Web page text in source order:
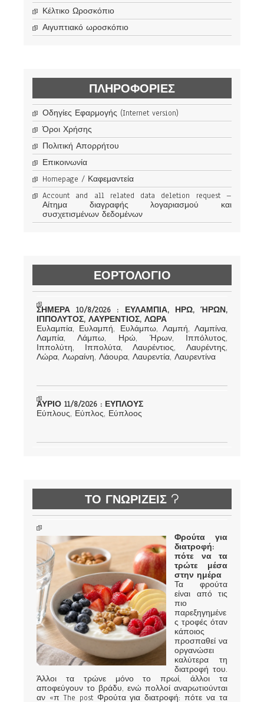
Κέλτικο Ωροσκόπιο
Αιγυπτιακό ωροσκόπιο
ΠΛΗΡΟΦΟΡΊΕΣ
Οδηγίες Εφαρμογής (Internet version)
Όροι Χρήσης
Πολιτική Απορρήτου
Επικοινωνία
Homepage / Καφεμαντεία
Account and all related data deletion request –
Αίτημα διαγραφής λογαριασμού και
συσχετισμένων δεδομένων
ΕΟΡΤΟΛΟΓΙΟ
ΣΗΜΕΡΑ 10/8/2026 : ΕΥΛΑΜΠΙΑ, ΗΡΩ, ΉΡΩΝ,
ΙΠΠΟΛΥΤΟΣ, ΛΑΥΡΕΝΤΙΟΣ, ΛΩΡΑ
Ευλαμπία, Ευλαμπή, Ευλάμπω, Λαμπή, Λαμπίνα,
Λαμπία, Λάμπω, Ηρώ, Ήρων, Ιππόλυτος,
Ιππολύτη, Ιππολύτα, Λαυρέντιος, Λαυρέντης,
Λώρα, Λωραίνη, Λάουρα, Λαυρεντία, Λαυρεντίνα
ΑΥΡΙΟ 11/8/2026 : ΕΥΠΛΟΥΣ
Εύπλους, Εύπλος, Εύπλοος
ΤΟ ΓΝΩΡΙΖΕΙΣ ?
Φρούτα για
διατροφή:
πότε να τα
τρώτε μέσα
στην ημέρα
Τα φρούτα
είναι από τις
πιο
παρεξηγημένε
ς τροφές όταν
κάποιος
προσπαθεί να
οργανώσει
καλύτερα τη
διατροφή του.
Άλλοι τα τρώνε μόνο το πρωί, άλλοι τα
αποφεύγουν το βράδυ, ενώ πολλοί αναρωτιούνται
αν «π The post Φρούτα για διατροφή: πότε να τα